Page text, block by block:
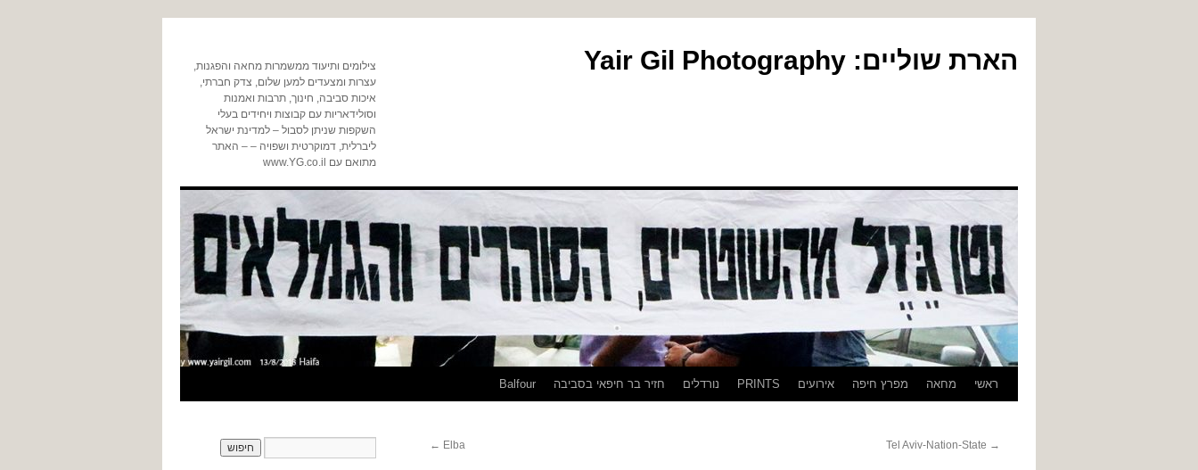
הארת שוליים: Yair Gil Photography
צילומים ותיעוד ממשמרות מחאה והפגנות,
עצרות ומצעדים למען שלום, צדק חברתי,
איכות סביבה, חינוך, תרבות ואמנות
וסולידאריות עם קבוצות ויחידים בעלי
השקפות שניתן לסבול – למדינת ישראל
ליברלית, דמוקרטית ושפויה – – האתר
מתואם עם www.YG.co.il
לדלגראשי מחאה מפרץ חיפה אירועים PRINTS נורדלים חזיר בר חיפאי בסביבה Balfour
→
Elba
←